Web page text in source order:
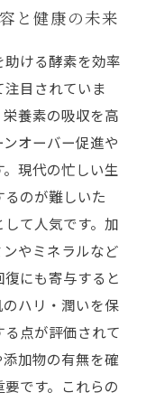
と健康の未来
ける酵素を効率
目されていま
養素の吸収を高
オーバー促進や
現代の忙しい生
のが難しいた
て人気です。加
やミネラルなど
にも寄与すると
ハリ・潤いを保
点が評価されて
加物の有無を確
です。これらの